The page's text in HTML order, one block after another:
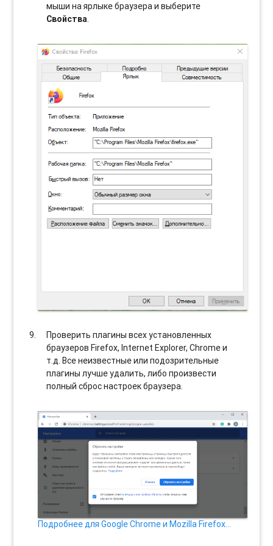
мыши на ярлыке браузера и выберите
Свойства.
Проверить плагины всех установленных
браузеров Firefox, Internet Explorer, Chrome и
т.д. Все неизвестные или подозрительные
плагины лучше удалить, либо произвести
полный сброс настроек браузера.
Подробнее для Google Chrome и Mozilla Firefox…